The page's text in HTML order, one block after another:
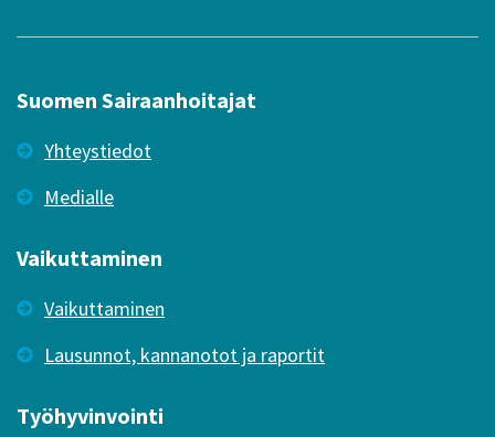
Suomen Sairaanhoitajat
Yhteystiedot
Medialle
Vaikuttaminen
Vaikuttaminen
Lausunnot, kannanotot ja raportit
Työhyvinvointi